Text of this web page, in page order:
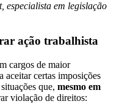
em legislação
ação trabalhista
cargos de maior
aceitar certas imposições
que, mesmo em
violação de direitos: